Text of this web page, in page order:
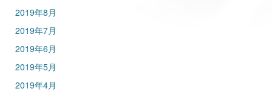
2019年8月
2019年7月
2019年6月
2019年5月
2019年4月